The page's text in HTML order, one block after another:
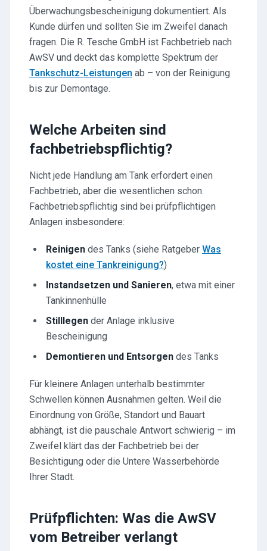
Überwachungsbescheinigung dokumentiert. Als
Kunde dürfen und sollten Sie im Zweifel danach
fragen. Die R. Tesche GmbH ist Fachbetrieb nach
AwSV und deckt das komplette Spektrum der
Tankschutz-Leistungen ab – von der Reinigung
bis zur Demontage.
Welche Arbeiten sind
fachbetriebspflichtig?
Nicht jede Handlung am Tank erfordert einen
Fachbetrieb, aber die wesentlichen schon.
Fachbetriebspflichtig sind bei prüfpflichtigen
Anlagen insbesondere:
Reinigen des Tanks (siehe Ratgeber Was
kostet eine Tankreinigung?)
Instandsetzen und Sanieren, etwa mit einer
Tankinnenhülle
Stilllegen der Anlage inklusive
Bescheinigung
Demontieren und Entsorgen des Tanks
Für kleinere Anlagen unterhalb bestimmter
Schwellen können Ausnahmen gelten. Weil die
Einordnung von Größe, Standort und Bauart
abhängt, ist die pauschale Antwort schwierig – im
Zweifel klärt das der Fachbetrieb bei der
Besichtigung oder die Untere Wasserbehörde
Ihrer Stadt.
Prüfpflichten: Was die AwSV
vom Betreiber verlangt